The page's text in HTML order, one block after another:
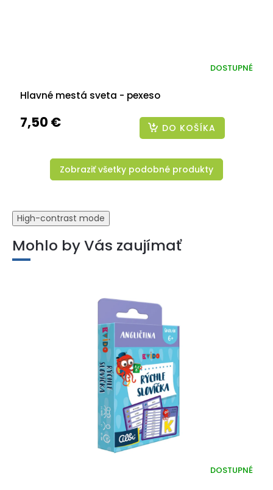
Hlavné mestá sveta - pexeso
DOSTUPNÉ
7,50 € DO KOŠÍKA
Zobraziť všetky podobné produkty
High-contrast mode
Mohlo by Vás zaujímať
DOSTUPNÉ